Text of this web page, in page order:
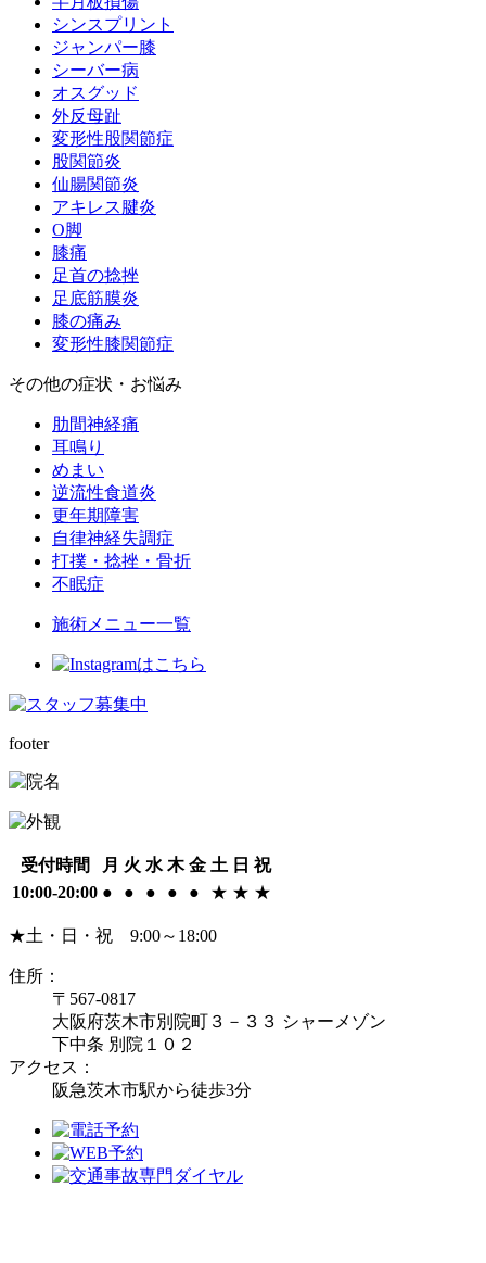
シンスプリント
ジャンパー膝
シーバー病
オスグッド
外反母趾
変形性股関節症
股関節炎
仙腸関節炎
アキレス腱炎
O脚
膝痛
足首の捻挫
足底筋膜炎
膝の痛み
変形性膝関節症
その他の症状・お悩み
肋間神経痛
耳鳴り
めまい
逆流性食道炎
更年期障害
自律神経失調症
打撲・捻挫・骨折
不眠症
施術メニュー一覧
footer
受付時間 月 火 水 木 金 土 日 祝
10:00-20:00 ● ● ● ● ● ★ ★ ★
★土・日・祝 9:00～18:00
住所：
〒567-0817
大阪府茨木市別院町３－３３ シャーメゾン
下中条 別院１０２
アクセス：
阪急茨木市駅から徒歩3分